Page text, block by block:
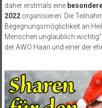
daher erstmals eine
2022organisieren. Die
Begegnungsmöglichkeit an
Menschen unglaublich
der AWO Haan und einer der